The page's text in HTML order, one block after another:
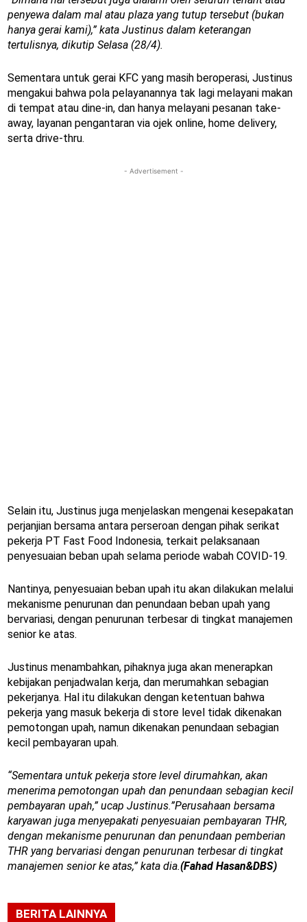
penyewa dalam mal atau plaza yang tutup tersebut (bukan
hanya gerai kami),” kata Justinus dalam keterangan
tertulisnya, dikutip Selasa (28/4).
Sementara untuk gerai KFC yang masih beroperasi, Justinus
mengakui bahwa pola pelayanannya tak lagi melayani makan
di tempat atau dine-in, dan hanya melayani pesanan take-
away, layanan pengantaran via ojek online, home delivery,
serta drive-thru.
- Advertisement -
Selain itu, Justinus juga menjelaskan mengenai kesepakatan
perjanjian bersama antara perseroan dengan pihak serikat
pekerja PT Fast Food Indonesia, terkait pelaksanaan
penyesuaian beban upah selama periode wabah COVID-19.
Nantinya, penyesuaian beban upah itu akan dilakukan melalui
mekanisme penurunan dan penundaan beban upah yang
bervariasi, dengan penurunan terbesar di tingkat manajemen
senior ke atas.
Justinus menambahkan, pihaknya juga akan menerapkan
kebijakan penjadwalan kerja, dan merumahkan sebagian
pekerjanya. Hal itu dilakukan dengan ketentuan bahwa
pekerja yang masuk bekerja di store level tidak dikenakan
pemotongan upah, namun dikenakan penundaan sebagian
kecil pembayaran upah.
“Sementara untuk pekerja store level dirumahkan, akan
menerima pemotongan upah dan penundaan sebagian kecil
pembayaran upah,” ucap Justinus.”Perusahaan bersama
karyawan juga menyepakati penyesuaian pembayaran THR,
dengan mekanisme penurunan dan penundaan pemberian
THR yang bervariasi dengan penurunan terbesar di tingkat
manajemen senior ke atas,” kata dia.(Fahad Hasan&DBS)
BERITA LAINNYA